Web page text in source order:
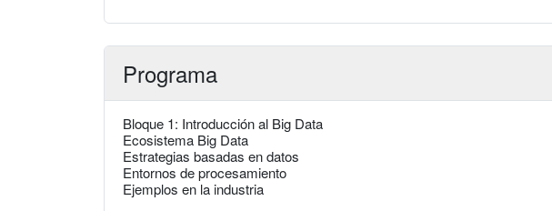
Programa
Bloque 1: Introducción al Big Data
Ecosistema Big Data
Estrategias basadas en datos
Entornos de procesamiento
Ejemplos en la industria